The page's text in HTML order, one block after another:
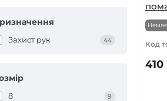
Захист рук 44
8 9
Код
410